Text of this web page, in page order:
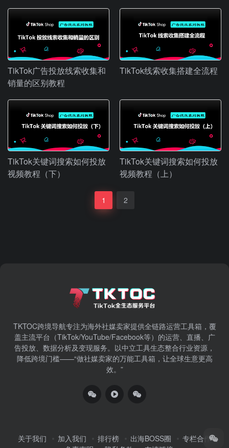
TikTok广告投放线索收集和
销量的区别教程
TikTok线索收集搭建全流程
TikTok关键词搜索如何投放
视频教程（下）
TikTok关键词搜索如何投放
视频教程（上）
1 2
TKTOC跨境导航​专注为海外社媒卖家提供全链路运营工具箱，覆
盖主流平台（TikTok/YouTube/Facebook等）​的运营、直播、广
告投放、数据分析及变现服务。以中立工具生态整合行业资源，
降低跨境门槛——“做社媒卖家的万能工具箱，让全球生意更高
效。”
关于我们 加入我们 排行榜 出海BOSS圈
专栏合作